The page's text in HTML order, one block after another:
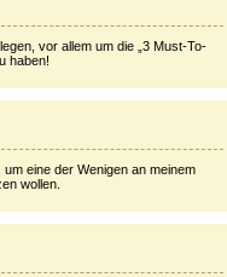
vor allem um die „3 Must-To-
haben!
eine der Wenigen an meinem
wollen.